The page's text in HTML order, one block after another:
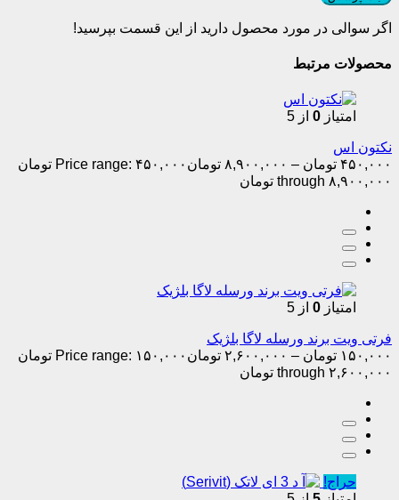
اگر سوالی در مورد محصول دارید از این قسمت بپرسید!
محصولات مرتبط
امتیاز 0 از 5
نکتون اس
۴۵۰,۰۰۰ تومان – ۸,۹۰۰,۰۰۰ تومان
Price range: ۴۵۰,۰۰۰ تومان
through ۸,۹۰۰,۰۰۰ تومان
امتیاز 0 از 5
فرتی ویت برند ورسله لاگا بلژیک
۱۵۰,۰۰۰ تومان – ۲,۶۰۰,۰۰۰ تومان
Price range: ۱۵۰,۰۰۰ تومان
through ۲,۶۰۰,۰۰۰ تومان
حراج!